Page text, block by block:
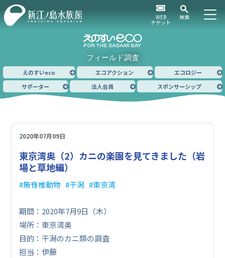
WEB
チケット
検索
フィールド調査
えのすいeco エコアクション
エコロジー
サポーター
法人会員 スポンサーシップ
2020年07月09日
東京湾奥（2） カニの楽園を見てきました（岩
場と草地編）
無脊椎動物 干潟 東京湾
期間：2020年7月9日（木）
場所：東京湾奥
目的：干潟のカニ類の調査
担当：伊藤